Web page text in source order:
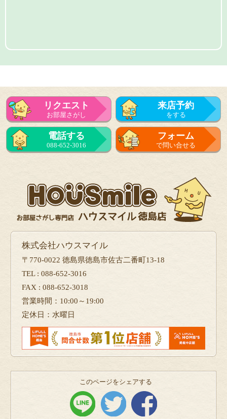
リクエスト
お部屋さがし
来店予約
をする
電話する
088-652-3016
フォーム
で問い合せる
株式会社ハウスマイル
〒770-0022 徳島県徳島市佐古二番町13-18
TEL : 088-652-3016
FAX : 088-652-3018
営業時間：10:00～19:00
定休日：水曜日
このページをシェアする